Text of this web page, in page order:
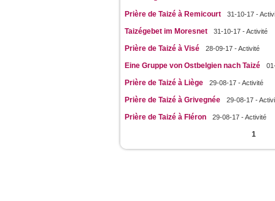
Prière de Taizé à Remicourt 31-10-17 -
Taizégebet im Moresnet 31-10-17 - Activité
Prière de Taizé à Visé 28-09-17 - Activité
Eine Gruppe von Ostbelgien nach Taizé
Prière de Taizé à Liège 29-08-17 - Activité
Prière de Taizé à Grivegnée 29-08-17 -
Prière de Taizé à Fléron 29-08-17 - Activité
1